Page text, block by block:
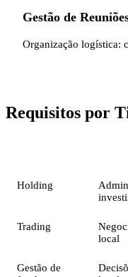
Gestão de
Organização logística:
Requisitos por
Holding
Trading
local
Gestão de